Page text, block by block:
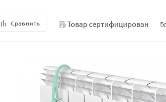
Сравнить Товар сертифицирован